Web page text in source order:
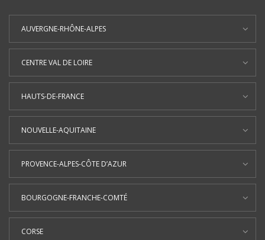
AUVERGNE-RHÔNE-ALPES
CENTRE VAL DE LOIRE
HAUTS-DE-FRANCE
NOUVELLE-AQUITAINE
PROVENCE-ALPES-CÔTE D’AZUR
BOURGOGNE-FRANCHE-COMTÉ
CORSE